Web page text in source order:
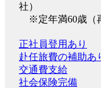
社）
※定年満60歳（
正社員登用あり
赴任旅費の補助あ
交通費支給
社会保険完備